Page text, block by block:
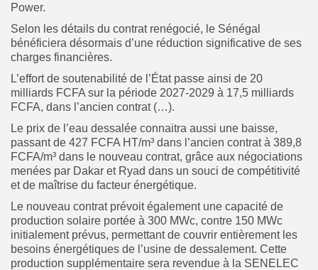
Power.
Selon les détails du contrat renégocié, le Sénégal
bénéficiera désormais d’une réduction significative de ses
charges financières.
L’effort de soutenabilité de l’État passe ainsi de 20
milliards FCFA sur la période 2027-2029 à 17,5 milliards
FCFA, dans l’ancien contrat (…).
Le prix de l’eau dessalée connaitra aussi une baisse,
passant de 427 FCFA HT/m³ dans l’ancien contrat à 389,8
FCFA/m³ dans le nouveau contrat, grâce aux négociations
menées par Dakar et Ryad dans un souci de compétitivité
et de maîtrise du facteur énergétique.
Le nouveau contrat prévoit également une capacité de
production solaire portée à 300 MWc, contre 150 MWc
initialement prévus, permettant de couvrir entièrement les
besoins énergétiques de l’usine de dessalement. Cette
production supplémentaire sera revendue à la SENELEC